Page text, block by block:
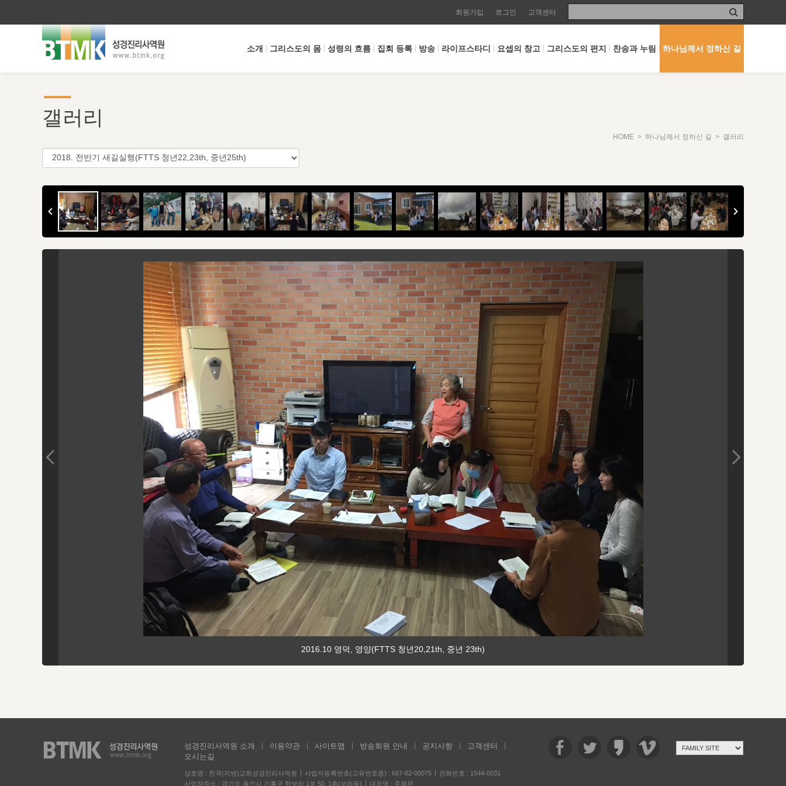
회원가입 로그인 고객센터
소개 그리스도의 몸 성령의 흐름 집회 등록 방송 라이프스타디 요셉의 창고 그리스도의 편지 찬송과 누림 하나님께서 정하신 길
갤러리
HOME > 하나님께서 정하신 길 > 갤러리
2016.10 영덕, 영양(FTTS 청년20,21th, 중년 23th)
성경진리사역원 소개 이용약관 사이트맵 방송회원 안내 공지사항
고객센터
오시는길
상호명 : 한국(지방)교회성경진리사역원 사업자등록번호(고유번호증) : 667-82-00075
전화번호 : 1544-0031
사업장주소 : 경기도 용인시 기흥구 한보라 1로 50, 1층(보라동)
대표명 : 주평문